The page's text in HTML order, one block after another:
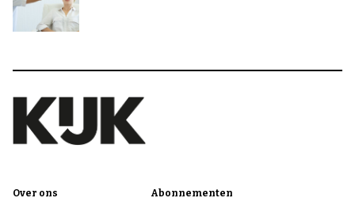
Over ons Abonnementen